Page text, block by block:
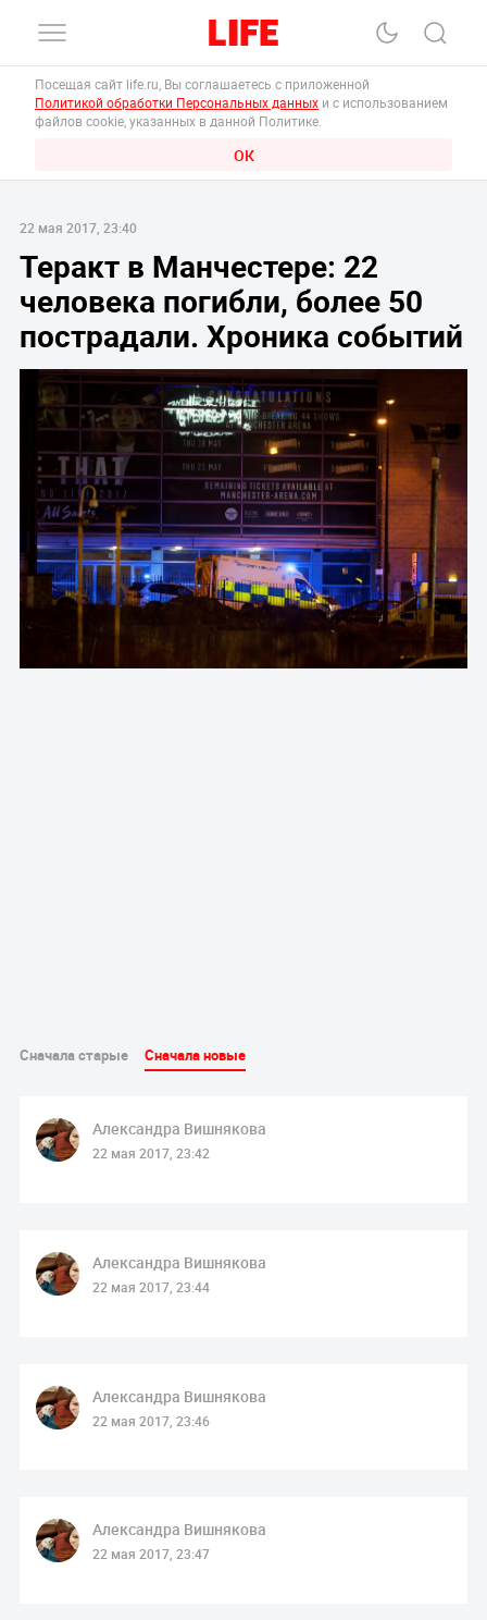
Посещая сайт life.ru, Вы соглашаетесь с приложенной
Политикой обработки Персональных данных и с использованием
файлов cookie, указанных в данной Политике.
ОК
22 мая 2017, 23:40
Теракт в Манчестере: 22
человека погибли, более 50
пострадали. Хроника событий
Сначала старые Сначала новые
Александра Вишнякова
22 мая 2017, 23:42
Александра Вишнякова
22 мая 2017, 23:44
Александра Вишнякова
22 мая 2017, 23:46
Александра Вишнякова
22 мая 2017, 23:47